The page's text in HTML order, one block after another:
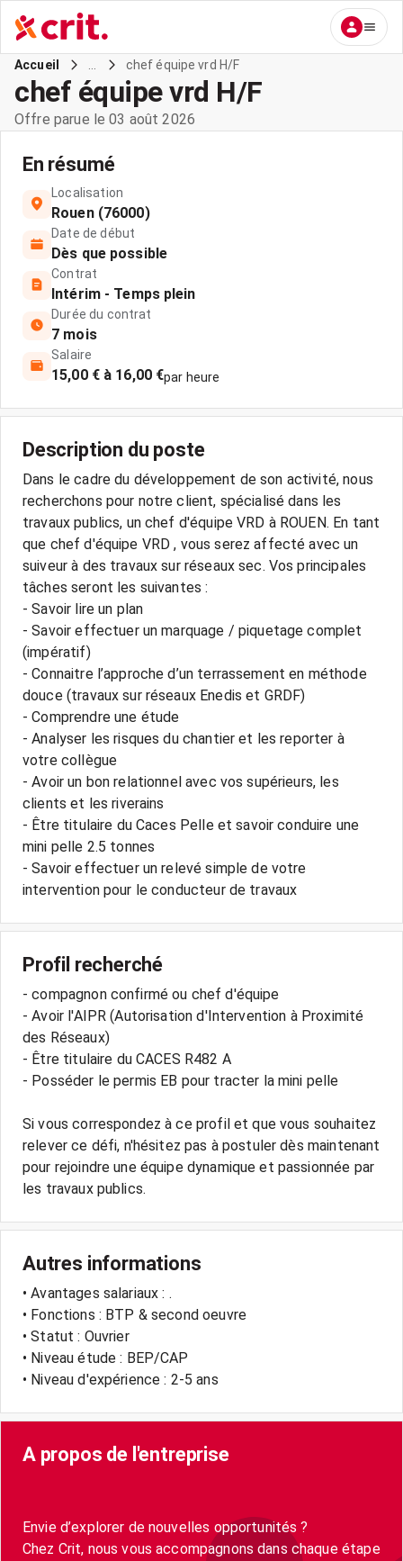
Accueil chef équipe vrd H/F
chef équipe vrd H/F
Offre parue le 03 août 2026
En résumé
Localisation
Rouen (76000)
Date de début
Dès que possible
Contrat
Intérim - Temps plein
Durée du contrat
7 mois
Salaire
15,00 € à 16,00 €par heure
Description du poste
Dans le cadre du développement de son activité, nous
recherchons pour notre client, spécialisé dans les
travaux publics, un chef d'équipe VRD à ROUEN. En tant
que chef d'équipe VRD , vous serez affecté avec un
suiveur à des travaux sur réseaux sec. Vos principales
tâches seront les suivantes :
- Savoir lire un plan
- Savoir effectuer un marquage / piquetage complet
(impératif)
- Connaitre l’approche d’un terrassement en méthode
douce (travaux sur réseaux Enedis et GRDF)
- Comprendre une étude
- Analyser les risques du chantier et les reporter à
votre collègue
- Avoir un bon relationnel avec vos supérieurs, les
clients et les riverains
- Être titulaire du Caces Pelle et savoir conduire une
mini pelle 2.5 tonnes
- Savoir effectuer un relevé simple de votre
Profil recherché
- compagnon confirmé ou chef d'équipe
- Avoir l'AIPR (Autorisation d'Intervention à Proximité
des Réseaux)
- Être titulaire du CACES R482 A
- Posséder le permis EB pour tracter la mini pelle
Si vous correspondez à ce profil et que vous souhaitez
relever ce défi, n'hésitez pas à postuler dès maintenant
pour rejoindre une équipe dynamique et passionnée par
Autres informations
• Avantages salariaux : .
• Fonctions : BTP & second oeuvre
• Statut : Ouvrier
• Niveau étude : BEP/CAP
• Niveau d'expérience : 2-5 ans
A propos de l'entreprise
Envie d’explorer de nouvelles opportunités ?
Chez Crit, nous vous accompagnons dans chaque étape